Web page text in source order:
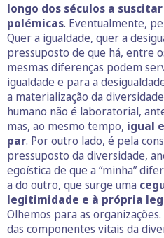
longo dos séculos a
polémicas. Eventualmente,
Quer a igualdade, quer a
pressuposto de que há, entre
mesmas diferenças podem
igualdade e para a
a materialização da
humano não é laboratorial,
mas, ao mesmo tempo, igual
par. Por outro lado, é pela
pressuposto da diversidade,
egoística de que a “minha”
a do outro, que surge uma
legitimidade e à própria
Olhemos para as
das componentes vitais da